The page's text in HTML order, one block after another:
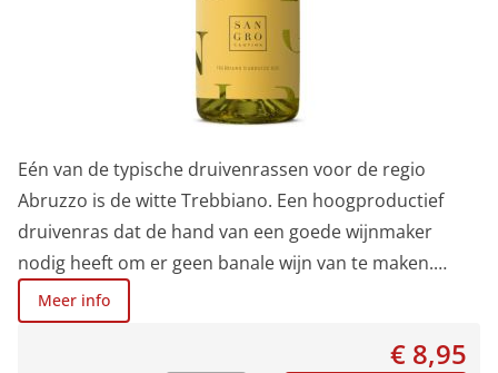
Eén van de typische druivenrassen voor de regio
Abruzzo is de witte Trebbiano. Een hoogproductief
druivenras dat de hand van een goede wijnmaker
nodig heeft om er geen banale wijn van te maken.
Cantina Frentana weet dat perfect te doen. De
wijngaarden zijn eerder naar het Noorden gericht en
liggen op koeler terrein en iets vruchtbaardere
Meer info
€ 8,95